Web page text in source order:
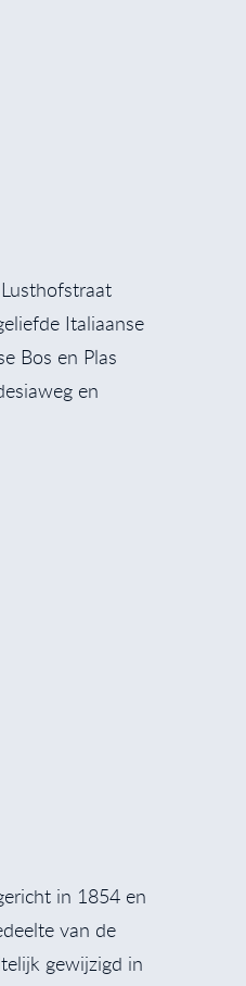
Italiaanse
Bos en Plas
en
in 1854 en
van de
gewijzigd in